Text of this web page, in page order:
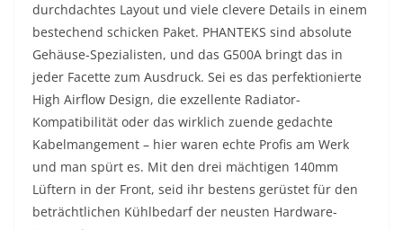
durchdachtes Layout und viele clevere Details in einem
bestechend schicken Paket. PHANTEKS sind absolute
Gehäuse-Spezialisten, und das G500A bringt das in
jeder Facette zum Ausdruck. Sei es das perfektionierte
High Airflow Design, die exzellente Radiator-
Kompatibilität oder das wirklich zuende gedachte
Kabelmangement – hier waren echte Profis am Werk
und man spürt es. Mit den drei mächtigen 140mm
Lüftern in der Front, seid ihr bestens gerüstet für den
beträchtlichen Kühlbedarf der neusten Hardware-